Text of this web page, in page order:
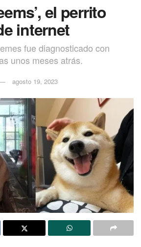
el perrito
internet
fue diagnosticado con
unos meses atrás.
agosto 19, 2023